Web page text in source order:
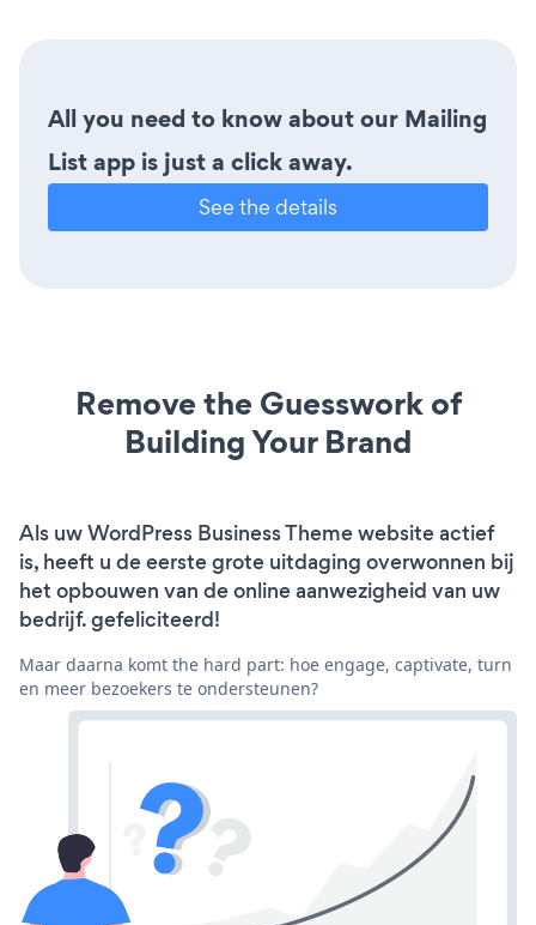
All you need to know about our Mailing
List app is just a click away.
See the details
Remove the Guesswork of
Building Your Brand
Als uw WordPress Business Theme website actief
is, heeft u de eerste grote uitdaging overwonnen bij
het opbouwen van de online aanwezigheid van uw
bedrijf. gefeliciteerd!
Maar daarna komt the hard part: hoe engage, captivate, turn
en meer bezoekers te ondersteunen?